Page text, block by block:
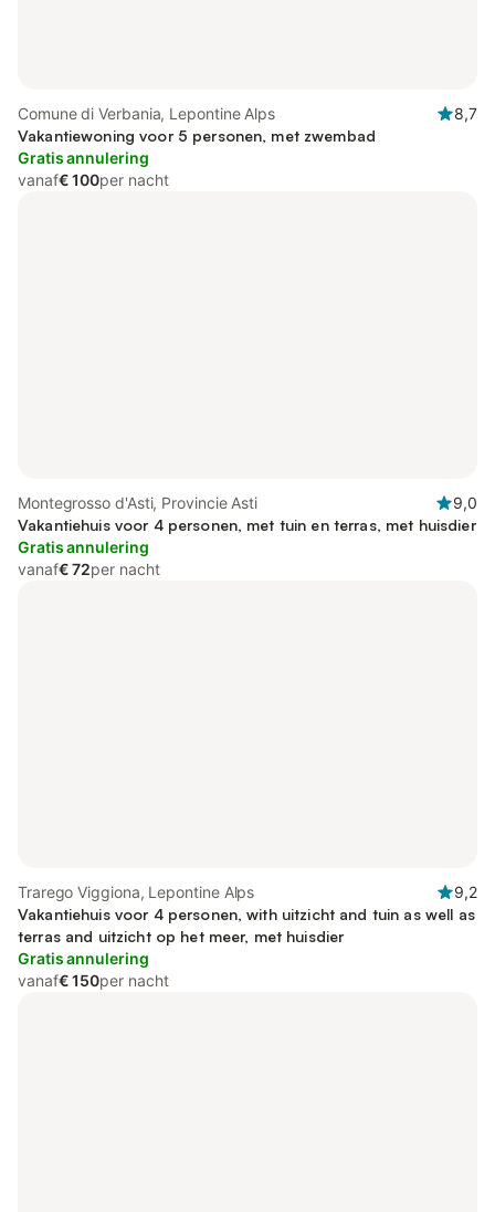
Comune di Verbania, Lepontine Alps
8,7
Vakantiewoning voor 5 personen, met zwembad
Gratis annulering
vanaf€ 100per nacht
Montegrosso d'Asti, Provincie Asti
9,0
Vakantiehuis voor 4 personen, met tuin en terras, met huisdier
Gratis annulering
vanaf€ 72per nacht
Trarego Viggiona, Lepontine Alps
9,2
Vakantiehuis voor 4 personen, with uitzicht and tuin as well as
terras and uitzicht op het meer, met huisdier
Gratis annulering
vanaf€ 150per nacht